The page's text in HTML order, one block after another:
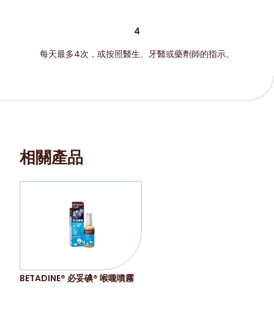
4
每天最多4次，或按照醫生、牙醫或藥劑師的指示。
相關產品
BETADINE® 必妥碘® 喉嚨噴霧